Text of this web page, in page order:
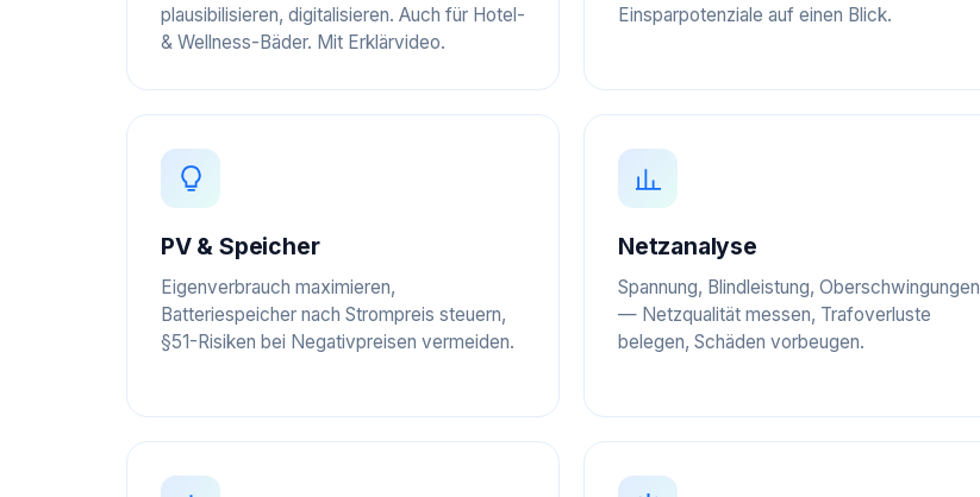
plausibilisieren, digitalisieren. Auch für Hotel-
& Wellness-Bäder. Mit Erklärvideo.
Einsparpotenziale auf einen Blick.
PV & Speicher
Eigenverbrauch maximieren,
Batteriespeicher nach Strompreis steuern,
§51-Risiken bei Negativpreisen vermeiden.
Netzanalyse
Spannung, Blindleistung, Oberschwingungen
— Netzqualität messen, Trafoverluste
belegen, Schäden vorbeugen.